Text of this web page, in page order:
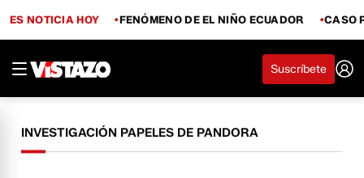
ES NOTICIA HOY FENÓMENO DE EL NIÑO ECUADOR CASO
Suscríbete
INVESTIGACIÓN PAPELES DE PANDORA